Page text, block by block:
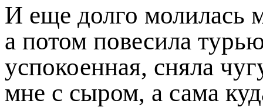
И еще долго молилась
а потом повесила
успокоенная, сняла
мне с сыром, а сама